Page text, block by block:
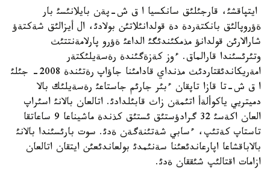
ايتپاقشئ، قارجئلئق سانكسيا ا ق ش-پةن بايلانئسئ بار
ةؤروپالئق بانكتةردة دة قولدانئلاتئن بولادئ، ال أيزالئق شةكتةؤ
شارالارئن قولدانؤ مذمكئندئگئ الداعئ ةؤرو پارلامةنتتئث
وتئرئسئندا قارالماق. ءوز كةزةگئندة رةسةيلئكتةر
امةريكاندئقتاردئث مذنداي قادامئنا جاؤاپ رةتئندة 2008- جئلئ
ا ق ش-تا قازا تاپقان ءبئر جارئم جاستاعئ رةسةيلئك بالا
دميتريي ياكوألةأ اتئمةن زاث قابئلدادئ. اتالعان بالانئ اسئراپ
العان اكةسئ 32 گرادؤستئق ئستئق كذندة ماشيناعا 9 ساعاتقا
تاستاپ كةتئپ، ءسابي شةتئنةگةن ةدئ. سوت بارئسئندا بالانئ
بالاباقشاعا اپارعاندئعئنا سةنئمدئ بولعاندئعئن ايتقان اتالعان
ازامات اقتالئپ شئققان ةدئ.